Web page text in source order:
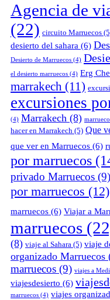
Agencia de
(22) circuito Marruecos
desierto del sahara (6)
Desierto de Marruecos (4)
el desierto marruecos (4) Erg
marrakech (11)
excursiones
(4) Marrakech (8)
hacer en Marrakech (5) Que
que ver en Marruecos (6)
por marruecos
privado Marruecos (9)
por marruecos (12)
marruecos (6) Viajar a
marruecos
(8) viaje al Sahara (5) viaje
organizado Marruecos
marruecos (9) viajes a
viajesdesierto (6)
marruecos (4) viajes